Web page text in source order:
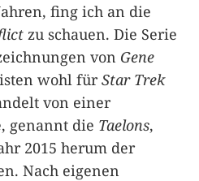
fing ich an die
zu schauen. Die Serie
von Gene
wohl fürStar Trek
von einer
genannt die Taelons,
2015 herum der
Nach eigenen